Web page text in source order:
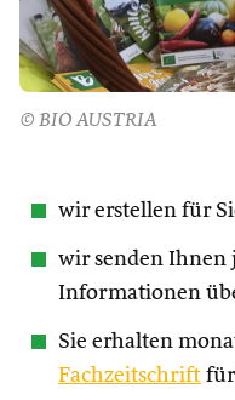
© BIO AUSTRIA
wir erstellen für
wir senden Ihnen
Informationen
Sie erhalten
Fachzeitschrift